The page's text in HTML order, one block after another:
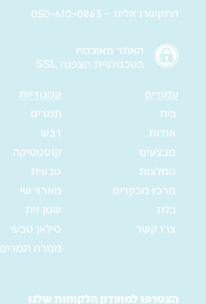
התקשרו אלינו – 050-610-0863
האתר מאובטח
בטכנולגיית הצפנה SSL
עמודים
בית
אודות
מבצעים
המלצות
מרכז מבקרים
בלוג
צרו קשר
קטגוריות
תמרים
דבש
קוסמטיקה
טבעית
מארזי שי
שמן זית
סילאן טבעי
ממרח תמרים
הצטרפו למועדון הלקוחות שלנו